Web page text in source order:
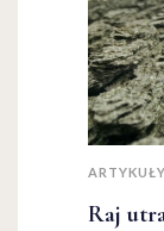
ARTYKUŁY
Raj